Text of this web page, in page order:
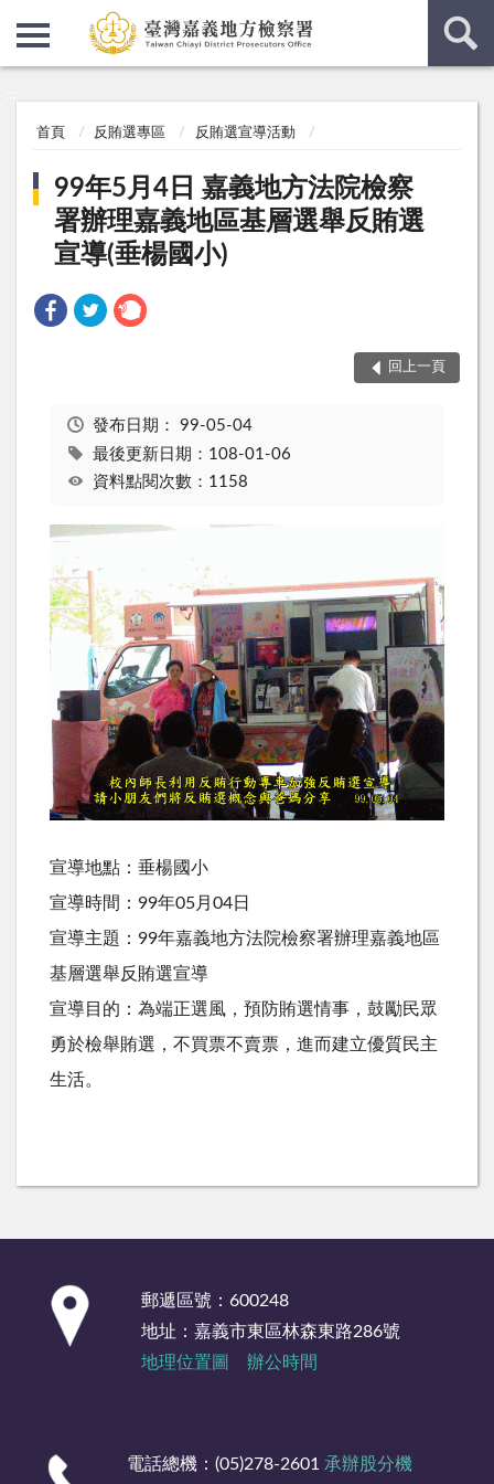
首頁 反賄選專區 反賄選宣導活動
99年5月4日 嘉義地方法院檢察
署辦理嘉義地區基層選舉反賄選
宣導(垂楊國小)
回上一頁
發布日期： 99-05-04
最後更新日期：108-01-06
資料點閱次數：1158
宣導地點：垂楊國小
宣導時間：99年05月04日
宣導主題：99年嘉義地方法院檢察署辦理嘉義地區
基層選舉反賄選宣導
宣導目的：為端正選風，預防賄選情事，鼓勵民眾
勇於檢舉賄選，不買票不賣票，進而建立優質民主
生活。
郵遞區號：600248
地址：嘉義市東區林森東路286號
地理位置圖
辦公時間
電話總機：(05)278-2601 承辦股分機